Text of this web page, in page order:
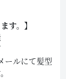
す。】
ールにて髪型